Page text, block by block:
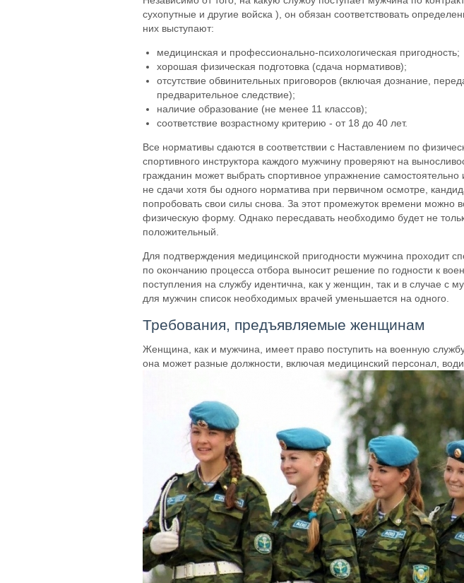
сухопутные и другие войска ), он обязан соответствовать
них выступают:
медицинская и профессионально-психологическая пригодность;
хорошая физическая подготовка (сдача нормативов);
отсутствие обвинительных приговоров (включая дознание,
предварительное следствие);
наличие образование (не менее 11 классов);
соответствие возрастному критерию - от 18 до 40 лет.
Все нормативы сдаются в соответствии с Наставлением по
спортивного инструктора каждого мужчину проверяют на
гражданин может выбрать спортивное упражнение
не сдачи хотя бы одного норматива при первичном осмотре,
попробовать свои силы снова. За этот промежуток времени можно
физическую форму. Однако пересдавать необходимо будет не
положительный.
Для подтверждения медицинской пригодности мужчина проходит
по окончанию процесса отбора выносит решение по годности к
поступления на службу идентична, как у женщин, так и в случае с
для мужчин список необходимых врачей уменьшается на одного.
Требования, предъявляемые женщинам
Женщина, как и мужчина, имеет право поступить на военную
она может разные должности, включая медицинский персонал,